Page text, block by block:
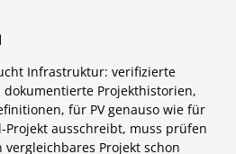
Infrastruktur: verifizierte
Projekthistorien,
für PV genauso wie für
Projekt ausschreibt, muss prüfen
Projekt schon